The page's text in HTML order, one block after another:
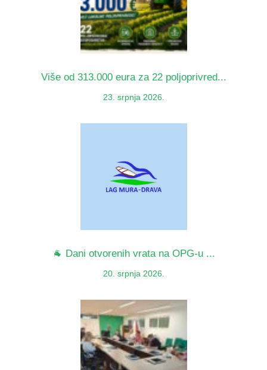
Više od 313.000 eura za 22 poljoprivred...
23. srpnja 2026.
🐐 Dani otvorenih vrata na OPG-u ...
20. srpnja 2026.